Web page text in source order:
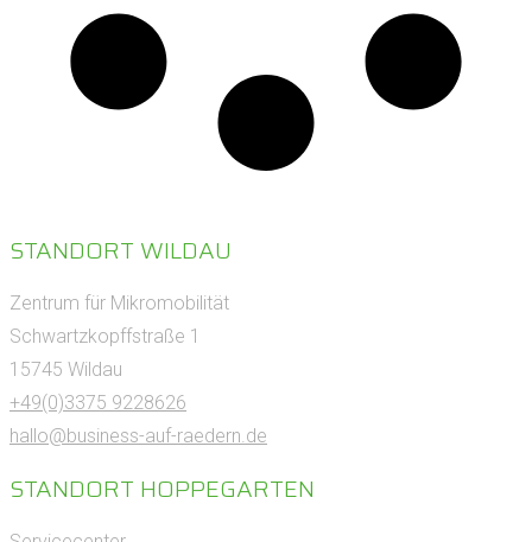
STANDORT WILDAU
Zentrum für Mikromobilität
Schwartzkopffstraße 1
15745 Wildau
+49(0)3375 9228626
hallo@business-auf-raedern.de
STANDORT HOPPEGARTEN